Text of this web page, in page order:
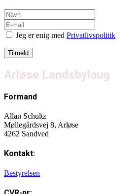
Jeg er enig med Privatlivspolitik
Arløse Landsbylaug
Formand
Allan Schultz
Møllegårdsvej 8, Arløse
4262 Sandved
Kontakt:
Bestyrelsen